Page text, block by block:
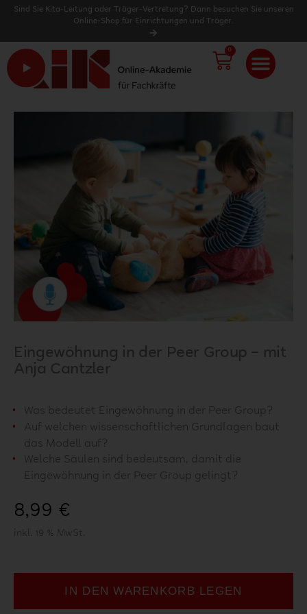
Sind Sie Kita-Leitung oder Träger-Vertretung? Dann besuchen Sie unseren
Online-Shop für Einrichtungen und Träger.
0
Eingewöhnung in der Peer Group – mit
Anja Cantzler
Was bedeutet Eingewöhnung in der Peer Group?
Auf welchen wissenschaftlichen Grundlagen baut
das Modell auf?
Welche Säulen sind bedeutsam, damit die
Eingewöhnung in der Peer Group gelingt?
8,99 €
inkl. 19 % MwSt.
IN DEN WARENKORB LEGEN